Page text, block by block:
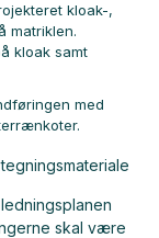
kloak-,
matriklen.
kloak samt
med
skal være